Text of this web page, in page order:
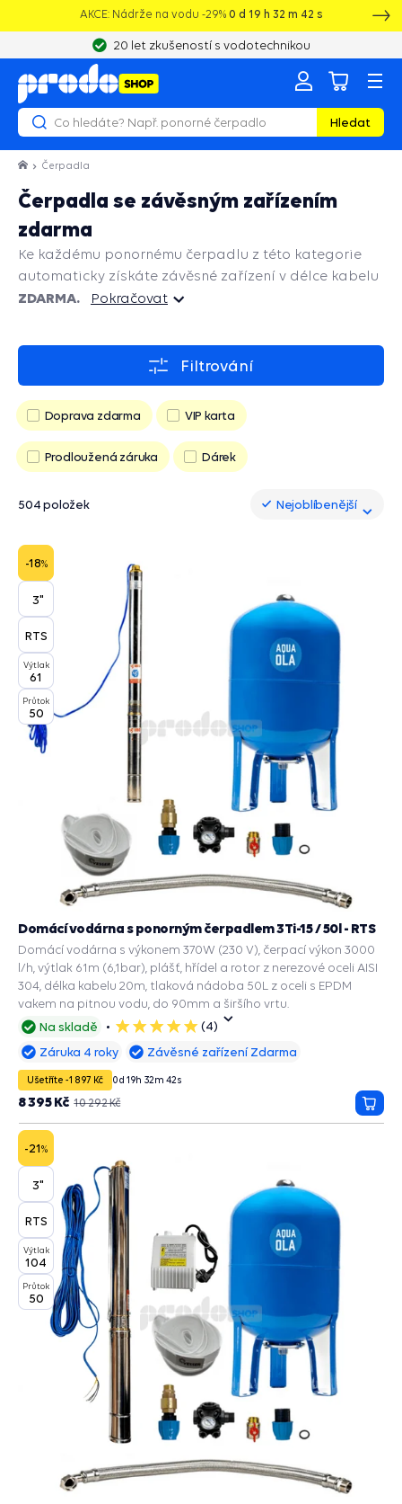
AKCE: Nádrže na vodu -29% 0 d 19 h 32 m 41 s
20 let zkušeností s vodotechnikou
Hledat
Čerpadla
Čerpadla se závěsným zařízením
zdarma
Ke každému ponornému čerpadlu z této kategorie
automaticky získáte závěsné zařízení v délce kabelu
ZDARMA. Pokračovat
Filtrování
Doprava zdarma VIP karta
Prodloužená záruka Dárek
504 položek Nejoblíbenější
Nejoblíbenější
-18%
3"
RTS
Výtlak
61
Průtok
50
Na skladě
5
hvězdiček
(4)
Domácí vodárna s ponorným čerpadlem 3Ti-15 / 50l - RTS
Domácí vodárna s výkonem 370W (230 V), čerpací výkon 3000
l/h, výtlak 61m (6,1bar), plášť, hřídel a rotor z nerezové oceli AISI
304, délka kabelu 20m, tlaková nádoba 50L z oceli s EPDM
vakem na pitnou vodu, do 90mm a širšího vrtu.
Záruka 4 roky Závěsné zařízení Zdarma
Ušetříte -1 897 Kč 0d 19h 32m 41s
10 292 Kč
8 395 Kč
do
-21%
3"
RTS
Výtlak
104
Průtok
50